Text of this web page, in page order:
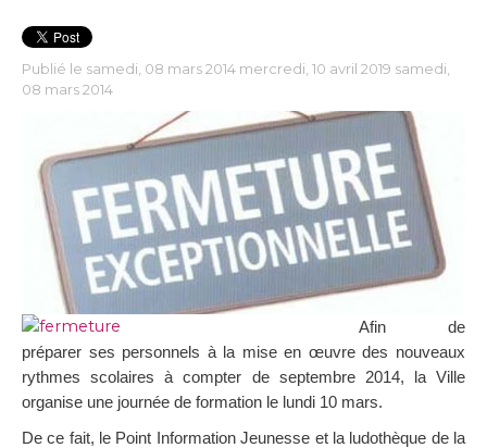
Publié le samedi, 08 mars 2014 mercredi, 10 avril 2019 samedi,
08 mars 2014
Afin de
préparer ses personnels à la mise en œuvre des nouveaux
rythmes scolaires à compter de septembre 2014, la Ville
organise une journée de formation le lundi 10 mars.
De ce fait, le Point Information Jeunesse et la ludothèque de la